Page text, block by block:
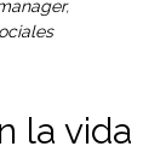
,
la vida